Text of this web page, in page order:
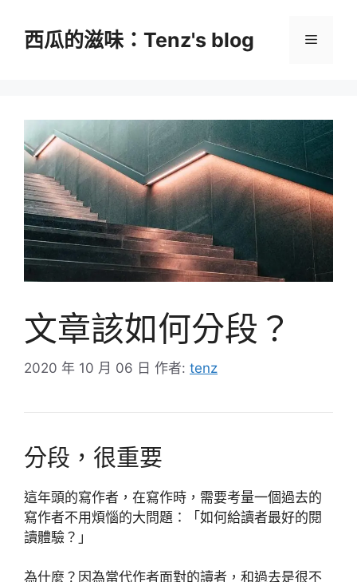
西瓜的滋味：Tenz's blog 選
文章該如何分段？
2020 年 10 月 06 日 作者: tenz
分段，很重要
這年頭的寫作者，在寫作時，需要考量一個過去的
寫作者不用煩惱的大問題：「如何給讀者最好的閱
讀體驗？」
為什麼？因為當代作者面對的讀者，和過去是很不